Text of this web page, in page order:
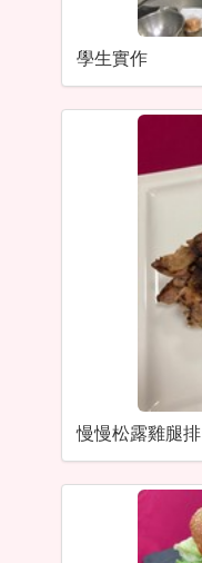
學生實作
慢慢松露雞腿排